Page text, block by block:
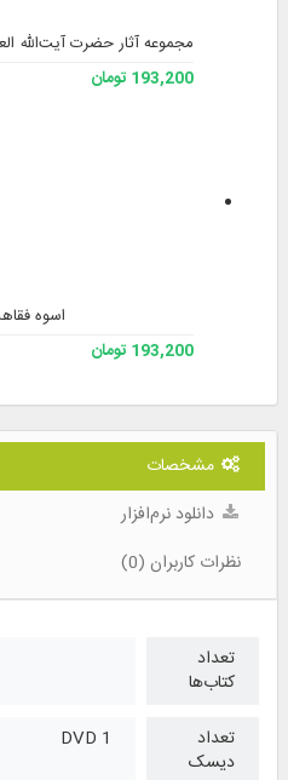
مجموعه آثار حضرت آیت‌الله
193,200 تومان
اسوه
193,200 تومان
مشخصات
دانلود نرم‌افزار
نظرات کاربران (0)
تعداد
کتاب‌ها
تعداد
دیسک
1 DVD